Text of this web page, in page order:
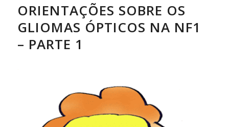
ORIENTAÇÕES SOBRE OS
GLIOMAS ÓPTICOS NA NF1
– PARTE 1